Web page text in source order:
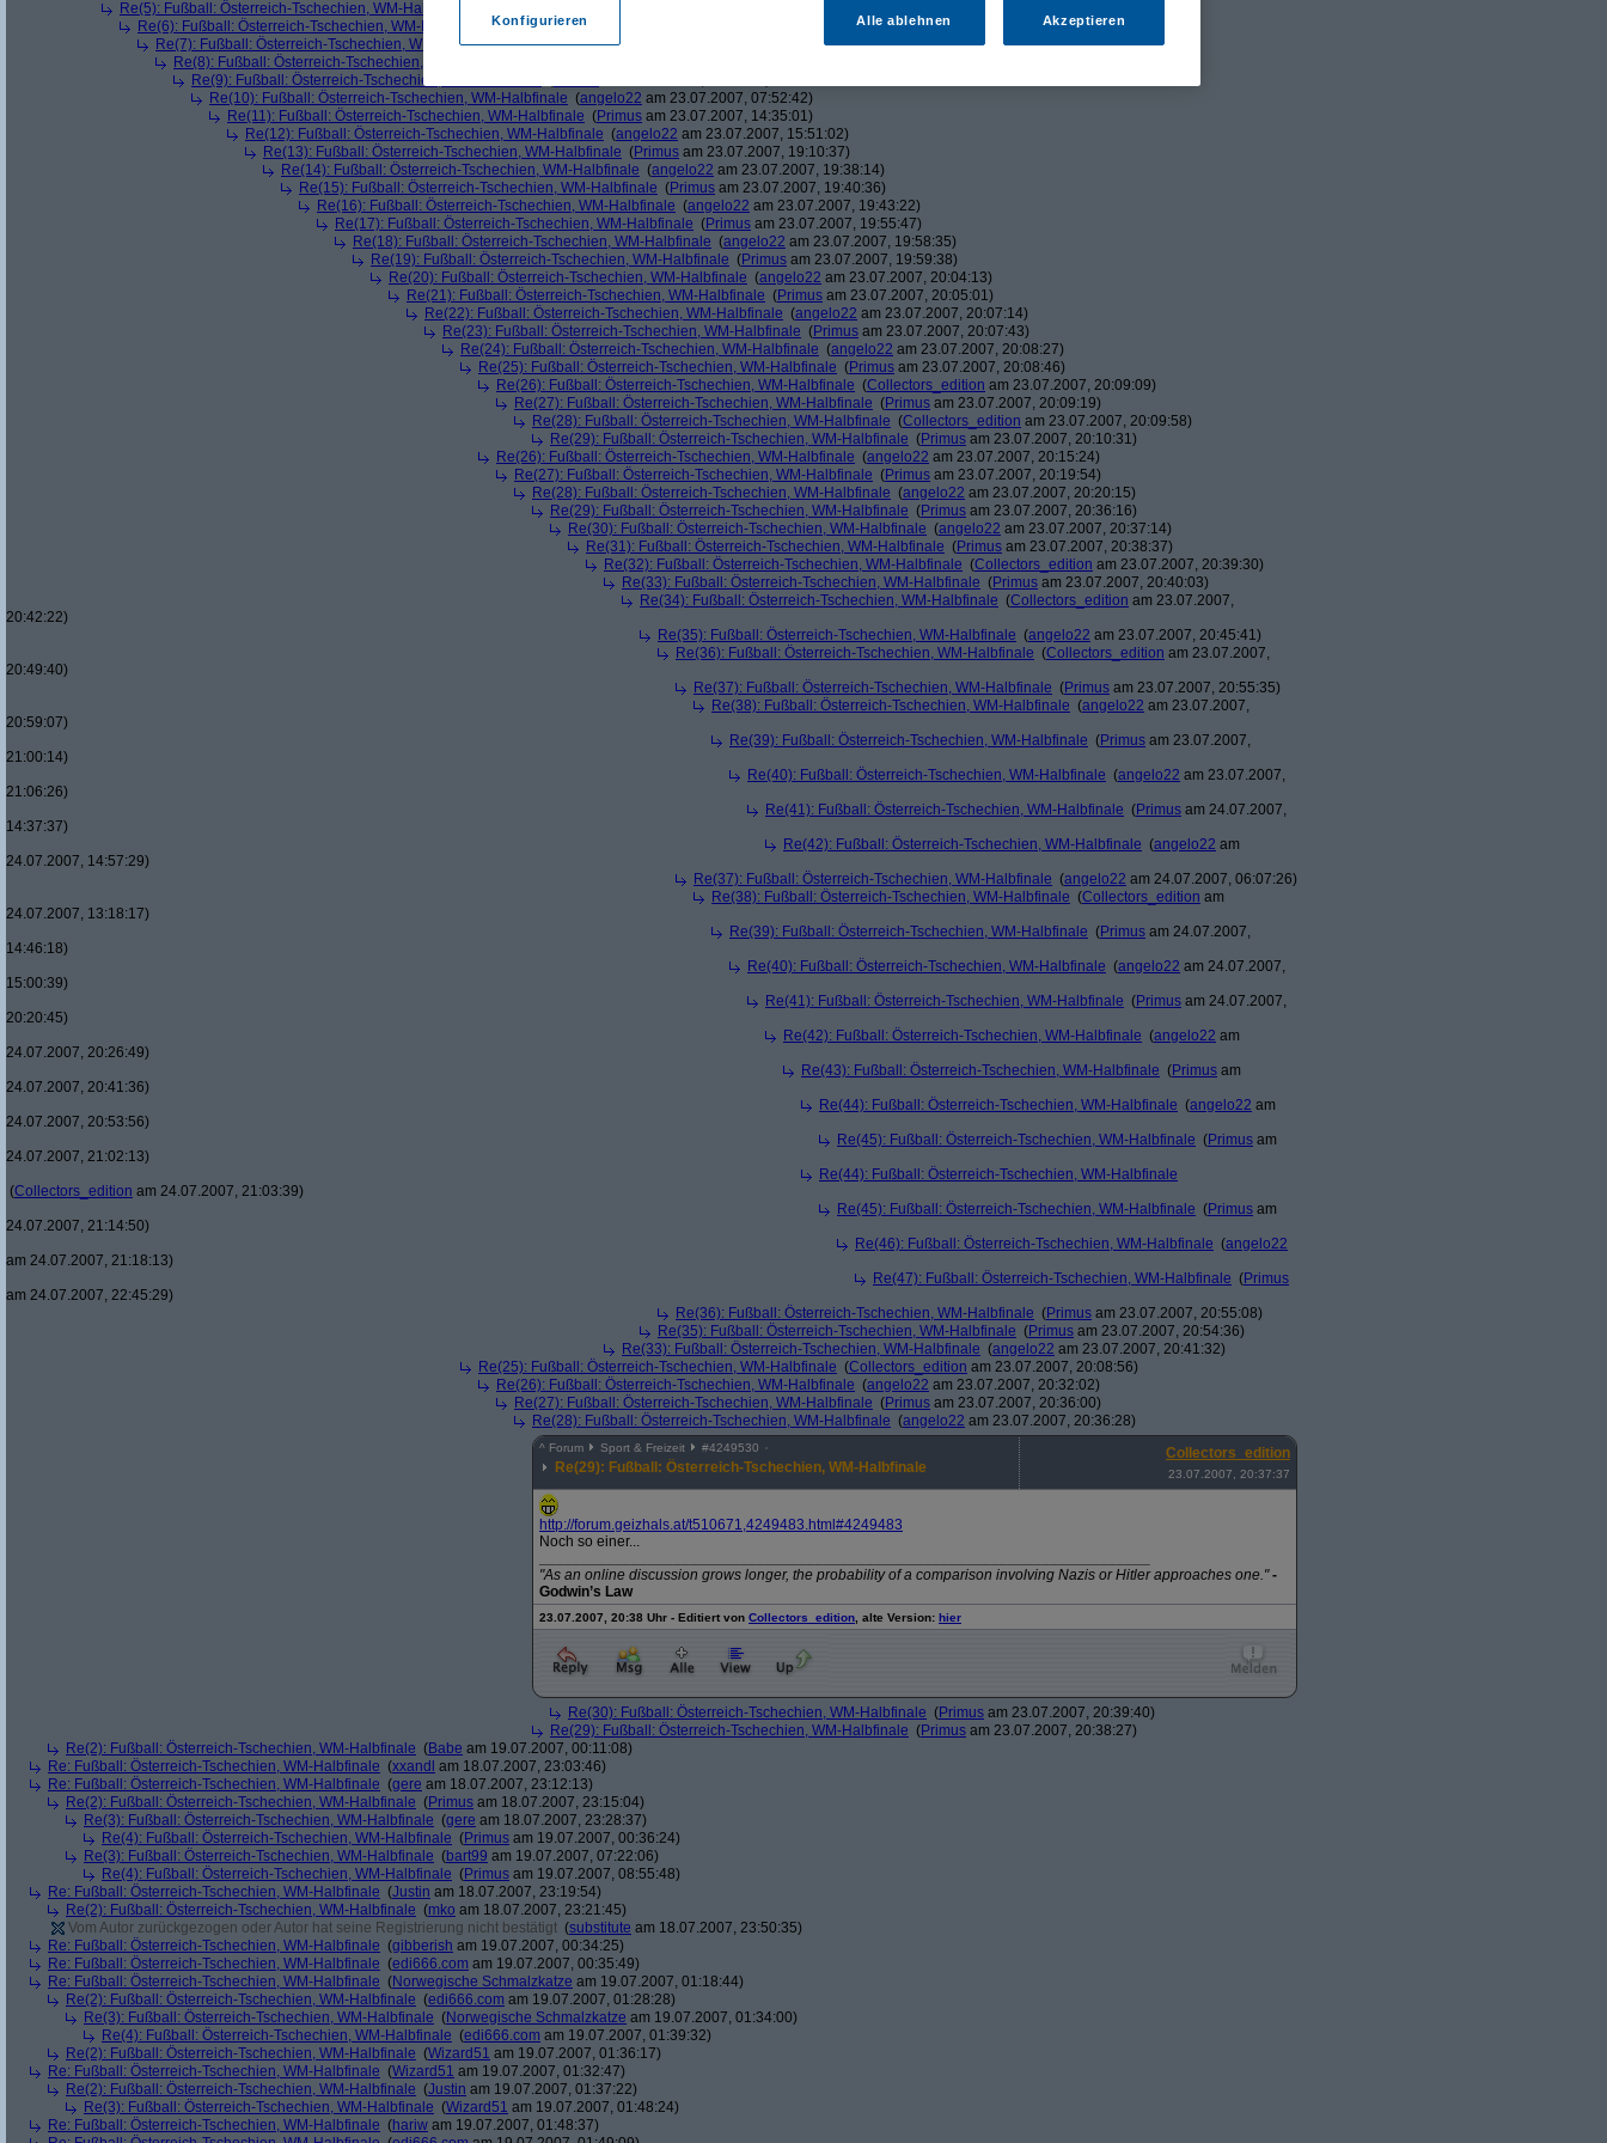
Re(5): Fußball: Österreich-Tschechien, WM-Halbfinale
Re(6): Fußball: Österreich-Tschechien, WM-Halbfinale
(\\ H //am 22.07.2007, 17:42:23)
Re(7): Fußball: Österreich-Tschechien, WM-Halbfinale(Primusam 22.07.2007, 20:34:56)
Re(8): Fußball: Österreich-Tschechien, WM-Halbfinale
Re(9): Fußball: Österreich-Tschechien, WM-Halbfinale
Re(10): Fußball: Österreich-Tschechien, WM-Halbfinale (angelo22 am 23.07.2007, 07:52:42)
Re(11): Fußball: Österreich-Tschechien, WM-Halbfinale (Primus am 23.07.2007, 14:35:01)
Re(12): Fußball: Österreich-Tschechien, WM-Halbfinale (angelo22 am 23.07.2007, 15:51:02)
Re(13): Fußball: Österreich-Tschechien, WM-Halbfinale (Primus am 23.07.2007, 19:10:37)
Re(14): Fußball: Österreich-Tschechien, WM-Halbfinale (angelo22 am 23.07.2007, 19:38:14)
Re(15): Fußball: Österreich-Tschechien, WM-Halbfinale (Primus am 23.07.2007, 19:40:36)
Re(16): Fußball: Österreich-Tschechien, WM-Halbfinale (angelo22 am 23.07.2007, 19:43:22)
Re(17): Fußball: Österreich-Tschechien, WM-Halbfinale (Primus am 23.07.2007, 19:55:47)
Re(18): Fußball: Österreich-Tschechien, WM-Halbfinale (angelo22 am 23.07.2007, 19:58:35)
Re(19): Fußball: Österreich-Tschechien, WM-Halbfinale (Primus am 23.07.2007, 19:59:38)
Re(20): Fußball: Österreich-Tschechien, WM-Halbfinale (angelo22 am 23.07.2007, 20:04:13)
Re(21): Fußball: Österreich-Tschechien, WM-Halbfinale (Primus am 23.07.2007, 20:05:01)
Re(22): Fußball: Österreich-Tschechien, WM-Halbfinale (angelo22 am 23.07.2007, 20:07:14)
Re(23): Fußball: Österreich-Tschechien, WM-Halbfinale (Primus am 23.07.2007, 20:07:43)
Re(24): Fußball: Österreich-Tschechien, WM-Halbfinale (angelo22 am 23.07.2007, 20:08:27)
Re(25): Fußball: Österreich-Tschechien, WM-Halbfinale (Primus am 23.07.2007, 20:08:46)
Re(26): Fußball: Österreich-Tschechien, WM-Halbfinale (Collectors_edition am 23.07.2007, 20:09:09)
Re(27): Fußball: Österreich-Tschechien, WM-Halbfinale (Primus am 23.07.2007, 20:09:19)
Re(28): Fußball: Österreich-Tschechien, WM-Halbfinale (Collectors_edition am 23.07.2007, 20:09:58)
Re(29): Fußball: Österreich-Tschechien, WM-Halbfinale (Primus am 23.07.2007, 20:10:31)
Re(26): Fußball: Österreich-Tschechien, WM-Halbfinale (angelo22 am 23.07.2007, 20:15:24)
Re(27): Fußball: Österreich-Tschechien, WM-Halbfinale (Primus am 23.07.2007, 20:19:54)
Re(28): Fußball: Österreich-Tschechien, WM-Halbfinale (angelo22 am 23.07.2007, 20:20:15)
Re(29): Fußball: Österreich-Tschechien, WM-Halbfinale (Primus am 23.07.2007, 20:36:16)
Re(30): Fußball: Österreich-Tschechien, WM-Halbfinale (angelo22 am 23.07.2007, 20:37:14)
Re(31): Fußball: Österreich-Tschechien, WM-Halbfinale (Primus am 23.07.2007, 20:38:37)
Re(32): Fußball: Österreich-Tschechien, WM-Halbfinale (Collectors_edition am 23.07.2007, 20:39:30)
Re(33): Fußball: Österreich-Tschechien, WM-Halbfinale (Primus am 23.07.2007, 20:40:03)
Re(34): Fußball: Österreich-Tschechien, WM-Halbfinale (Collectors_edition am 23.07.2007,
20:42:22)
Re(35): Fußball: Österreich-Tschechien, WM-Halbfinale (angelo22 am 23.07.2007, 20:45:41)
Re(36): Fußball: Österreich-Tschechien, WM-Halbfinale (Collectors_edition am 23.07.2007,
20:49:40)
Re(37): Fußball: Österreich-Tschechien, WM-Halbfinale (Primus am 23.07.2007, 20:55:35)
Re(38): Fußball: Österreich-Tschechien, WM-Halbfinale (angelo22 am 23.07.2007,
20:59:07)
Re(39): Fußball: Österreich-Tschechien, WM-Halbfinale (Primus am 23.07.2007,
21:00:14)
Re(40): Fußball: Österreich-Tschechien, WM-Halbfinale (angelo22 am 23.07.2007,
21:06:26)
Re(41): Fußball: Österreich-Tschechien, WM-Halbfinale (Primus am 24.07.2007,
14:37:37)
Re(42): Fußball: Österreich-Tschechien, WM-Halbfinale (angelo22 am
24.07.2007, 14:57:29)
Re(37): Fußball: Österreich-Tschechien, WM-Halbfinale (angelo22 am 24.07.2007, 06:07:26)
Re(38): Fußball: Österreich-Tschechien, WM-Halbfinale (Collectors_edition am
24.07.2007, 13:18:17)
Re(39): Fußball: Österreich-Tschechien, WM-Halbfinale (Primus am 24.07.2007,
14:46:18)
Re(40): Fußball: Österreich-Tschechien, WM-Halbfinale (angelo22 am 24.07.2007,
15:00:39)
Re(41): Fußball: Österreich-Tschechien, WM-Halbfinale (Primus am 24.07.2007,
20:20:45)
Re(42): Fußball: Österreich-Tschechien, WM-Halbfinale (angelo22 am
24.07.2007, 20:26:49)
Re(43): Fußball: Österreich-Tschechien, WM-Halbfinale (Primus am
24.07.2007, 20:41:36)
Re(44): Fußball: Österreich-Tschechien, WM-Halbfinale (angelo22 am
24.07.2007, 20:53:56)
Re(45): Fußball: Österreich-Tschechien, WM-Halbfinale (Primus am
24.07.2007, 21:02:13)
Re(44): Fußball: Österreich-Tschechien, WM-Halbfinale
(Collectors_edition am 24.07.2007, 21:03:39)
Re(45): Fußball: Österreich-Tschechien, WM-Halbfinale (Primus am
24.07.2007, 21:14:50)
Re(46): Fußball: Österreich-Tschechien, WM-Halbfinale (angelo22
am 24.07.2007, 21:18:13)
Re(47): Fußball: Österreich-Tschechien, WM-Halbfinale (Primus
am 24.07.2007, 22:45:29)
Re(36): Fußball: Österreich-Tschechien, WM-Halbfinale (Primus am 23.07.2007, 20:55:08)
Re(35): Fußball: Österreich-Tschechien, WM-Halbfinale (Primus am 23.07.2007, 20:54:36)
Re(33): Fußball: Österreich-Tschechien, WM-Halbfinale (angelo22 am 23.07.2007, 20:41:32)
Re(25): Fußball: Österreich-Tschechien, WM-Halbfinale (Collectors_edition am 23.07.2007, 20:08:56)
Re(26): Fußball: Österreich-Tschechien, WM-Halbfinale (angelo22 am 23.07.2007, 20:32:02)
Re(27): Fußball: Österreich-Tschechien, WM-Halbfinale (Primus am 23.07.2007, 20:36:00)
Re(28): Fußball: Österreich-Tschechien, WM-Halbfinale (angelo22 am 23.07.2007, 20:36:28)
^ Forum Sport & Freizeit #4249530
Re(29): Fußball: Österreich-Tschechien, WM-Halbfinale
Collectors_edition
23.07.2007, 20:37:37
http://forum.geizhals.at/t510671,4249483.html#4249483
Noch so einer...
"As an online discussion grows longer, the probability of a comparison involving Nazis or Hitler approaches one." -
Godwin’s Law
23.07.2007, 20:38 Uhr - Editiert von Collectors_edition , alte Version: hier
Re(30): Fußball: Österreich-Tschechien, WM-Halbfinale (Primus am 23.07.2007, 20:39:40)
Re(29): Fußball: Österreich-Tschechien, WM-Halbfinale (Primus am 23.07.2007, 20:38:27)
Re(2): Fußball: Österreich-Tschechien, WM-Halbfinale (Babe am 19.07.2007, 00:11:08)
Re: Fußball: Österreich-Tschechien, WM-Halbfinale (xxandl am 18.07.2007, 23:03:46)
Re: Fußball: Österreich-Tschechien, WM-Halbfinale (gere am 18.07.2007, 23:12:13)
Re(2): Fußball: Österreich-Tschechien, WM-Halbfinale (Primus am 18.07.2007, 23:15:04)
Re(3): Fußball: Österreich-Tschechien, WM-Halbfinale (gere am 18.07.2007, 23:28:37)
Re(4): Fußball: Österreich-Tschechien, WM-Halbfinale (Primus am 19.07.2007, 00:36:24)
Re(3): Fußball: Österreich-Tschechien, WM-Halbfinale (bart99 am 19.07.2007, 07:22:06)
Re(4): Fußball: Österreich-Tschechien, WM-Halbfinale (Primus am 19.07.2007, 08:55:48)
Re: Fußball: Österreich-Tschechien, WM-Halbfinale (Justin am 18.07.2007, 23:19:54)
Re(2): Fußball: Österreich-Tschechien, WM-Halbfinale (mko am 18.07.2007, 23:21:45)
Vom Autor zurückgezogen oder Autor hat seine Registrierung nicht bestätigt (substitute am 18.07.2007, 23:50:35)
Re: Fußball: Österreich-Tschechien, WM-Halbfinale (gibberish am 19.07.2007, 00:34:25)
Re: Fußball: Österreich-Tschechien, WM-Halbfinale (edi666.com am 19.07.2007, 00:35:49)
Re: Fußball: Österreich-Tschechien, WM-Halbfinale (Norwegische Schmalzkatze am 19.07.2007, 01:18:44)
Re(2): Fußball: Österreich-Tschechien, WM-Halbfinale (edi666.com am 19.07.2007, 01:28:28)
Re(3): Fußball: Österreich-Tschechien, WM-Halbfinale (Norwegische Schmalzkatze am 19.07.2007, 01:34:00)
Re(4): Fußball: Österreich-Tschechien, WM-Halbfinale (edi666.com am 19.07.2007, 01:39:32)
Re(2): Fußball: Österreich-Tschechien, WM-Halbfinale (Wizard51 am 19.07.2007, 01:36:17)
Re: Fußball: Österreich-Tschechien, WM-Halbfinale (Wizard51 am 19.07.2007, 01:32:47)
Re(2): Fußball: Österreich-Tschechien, WM-Halbfinale (Justin am 19.07.2007, 01:37:22)
Re(3): Fußball: Österreich-Tschechien, WM-Halbfinale (Wizard51 am 19.07.2007, 01:48:24)
Re: Fußball: Österreich-Tschechien, WM-Halbfinale (hariw am 19.07.2007, 01:48:37)
Konfigurieren Alle ablehnen Akzeptieren